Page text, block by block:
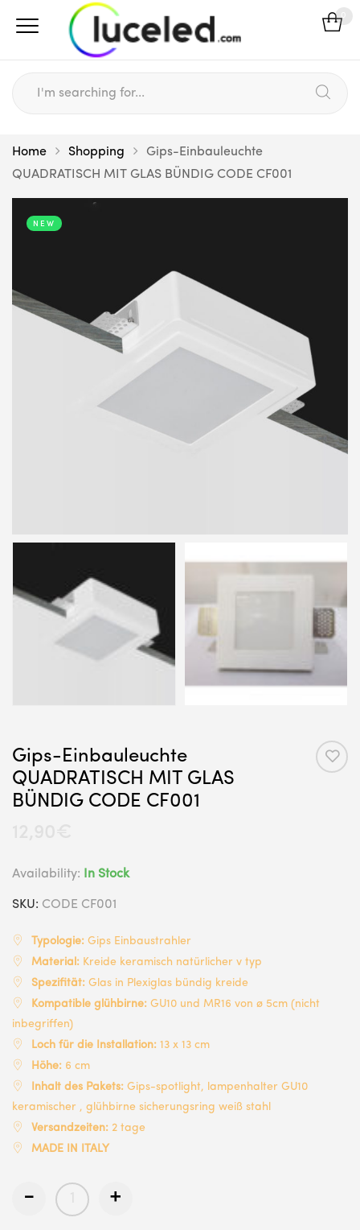
Home Shopping
Gips-Einbauleuchte
QUADRATISCH MIT GLAS BÜNDIG CODE CF001
NEW
Gips-Einbauleuchte
QUADRATISCH MIT GLAS
BÜNDIG CODE CF001
Availability: In Stock
SKU: CODE CF001
Typologie: Gips Einbaustrahler
Material: Kreide keramisch natürlicher v typ
Spezifität: Glas in Plexiglas bündig kreide
Kompatible glühbirne: GU10 und MR16 von ø 5cm (nicht
inbegriffen)
Loch für die Installation: 13 x 13 cm
Höhe: 6 cm
Inhalt des Pakets: Gips-spotlight, lampenhalter GU10
keramischer , glühbirne sicherungsring weiß stahl
Versandzeiten: 2 tage
MADE IN ITALY
- +